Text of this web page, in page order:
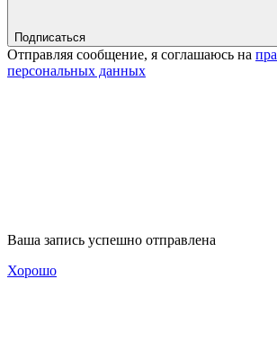
Подписаться
Отправляя сообщение, я соглашаюсь на
персональных данных
Ваша запись успешно отправлена
Хорошо